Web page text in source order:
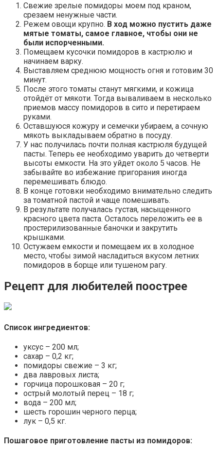
Свежие зрелые помидоры моем под краном,
срезаем ненужные части.
Режем овощи крупно. В ход можно пустить даже
мятые томаты, самое главное, чтобы они не
были испорченными.
Помещаем кусочки помидоров в кастрюлю и
начинаем варку.
Выставляем среднюю мощность огня и готовим 30
минут.
После этого томаты станут мягкими, и кожица
отойдёт от мякоти. Тогда вываливаем в несколько
приемов массу помидоров в сито и перетираем
руками.
Оставшуюся кожуру и семечки убираем, а сочную
мякоть выкладываем обратно в посуду.
У нас получилась почти полная кастрюля будущей
пасты. Теперь ее необходимо уварить до четверти
высоты емкости. На это уйдет около 5 часов. Не
забывайте во избежание пригорания иногда
перемешивать блюдо.
В конце готовки необходимо внимательно следить
за томатной пастой и чаще помешивать.
В результате получалась густая, насыщенного
красного цвета паста. Осталось переложить ее в
простерилизованные баночки и закрутить
крышками.
Остужаем емкости и помещаем их в холодное
место, чтобы зимой насладиться вкусом летних
помидоров в борще или тушеном рагу.
Рецепт для любителей поострее
Список ингредиентов:
уксус – 200 мл;
сахар – 0,2 кг;
помидоры свежие – 3 кг;
два лавровых листа;
горчица порошковая – 20 г;
острый молотый перец – 18 г;
вода – 200 мл;
шесть горошин черного перца;
лук – 0,5 кг.
Пошаговое приготовление пасты из помидоров: